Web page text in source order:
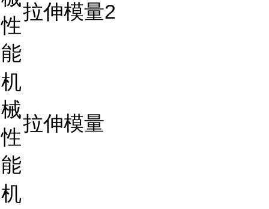
性
能
拉伸模量2
机
械
性
能
拉伸模量
机